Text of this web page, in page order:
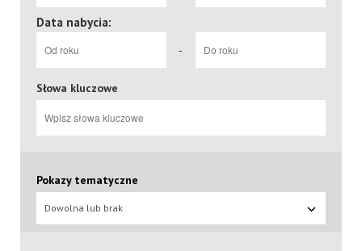
Data nabycia:
-
Słowa kluczowe
Pokazy tematyczne
Dowolna lub brak